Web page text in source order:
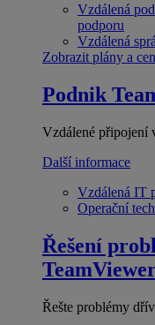
Vzdálená
podporu
Vzdálená
Zobrazit plány a
Podnik
Vzdálené připojení
Další informace
Vzdálená IT
Operační
Řešení
Řešte problémy